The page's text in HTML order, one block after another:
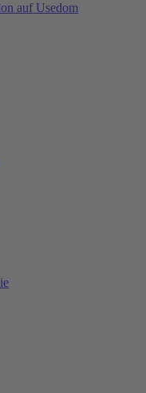
auf Usedom